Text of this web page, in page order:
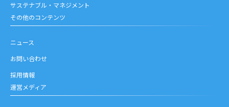
サステナブル・マネジメント
その他のコンテンツ
ニュース
お問い合わせ
採用情報
運営メディア